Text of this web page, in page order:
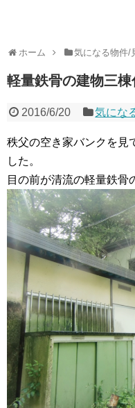
ホーム 気になる物件/
軽量鉄骨の建物三棟
2016/6/20 気にな
秩父の空き家バンクを見
した。
目の前が清流の軽量鉄骨